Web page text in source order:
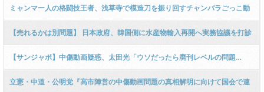
ｗｗｗｗｗｗｗｗｗｗｗｗｗｗｗ
令で応援に来るのは許さない」
ミャンマー人の格闘技王者、浅草寺で模造刀を振り回すチャンバラごっこ動
画がネットで話題に → ﾈｯﾄ「レンタル業者もどうかしてる」「一歩間違えれ
ば大怪我」「規制すべき」
【売れるかは別問題】 日本政府、韓国側に水産物輸入再開へ実務協議を打診
＝韓国ネット「科学的に判断を」
【サンジャポ】中傷動画疑惑、太田光「ウソだったら廃刊レベルの問題…
『いち週刊誌問題』としておさめるにはちょっと無理が」
立憲・中道・公明党『高市陣営の中傷動画問題の真相解明に向けて国会で連